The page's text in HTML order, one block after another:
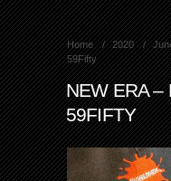
Home 2020
59Fifty
NEW ERA –
59FIFTY